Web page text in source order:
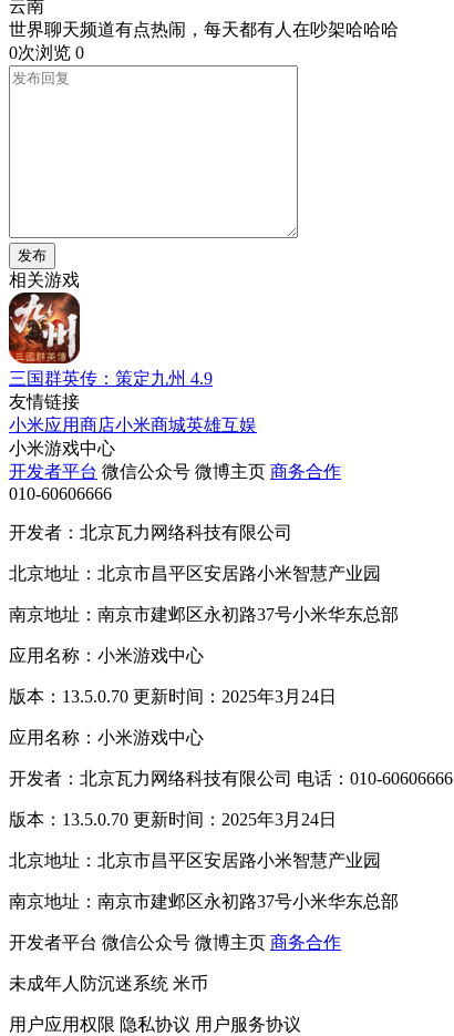
云南
世界聊天频道有点热闹，每天都有人在吵架哈哈哈
0次浏览 0
发布
相关游戏
三国群英传：策定九州 4.9
友情链接
小米应用商店小米商城英雄互娱
小米游戏中心
开发者平台 微信公众号 微博主页 商务合作
010-60606666
开发者：北京瓦力网络科技有限公司
北京地址：北京市昌平区安居路小米智慧产业园
南京地址：南京市建邺区永初路37号小米华东总部
应用名称：小米游戏中心
版本：13.5.0.70 更新时间：2025年3月24日
应用名称：小米游戏中心
开发者：北京瓦力网络科技有限公司 电话：010-60606666
版本：13.5.0.70 更新时间：2025年3月24日
北京地址：北京市昌平区安居路小米智慧产业园
南京地址：南京市建邺区永初路37号小米华东总部
开发者平台 微信公众号 微博主页 商务合作
未成年人防沉迷系统 米币
用户应用权限 隐私协议 用户服务协议